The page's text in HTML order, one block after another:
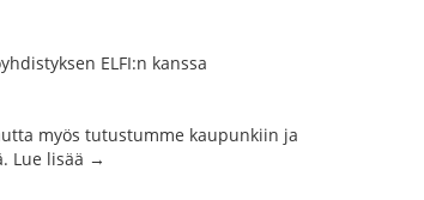
ELFI:n kanssa
myös tutustumme kaupunkiin ja
Lue lisää →